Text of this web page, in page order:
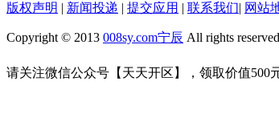
版权声明 | 新闻投递 | 提交应用 | 联系我们| 网站
Copyright © 2013 008sy.com宁辰 All rights
请关注微信公众号【天天开区】，领取价值500